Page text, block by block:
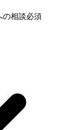
の相談必須